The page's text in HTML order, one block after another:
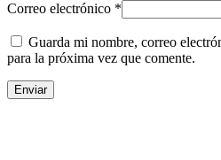
Correo electrónico *
Guarda mi nombre, correo
para la próxima vez que comente.